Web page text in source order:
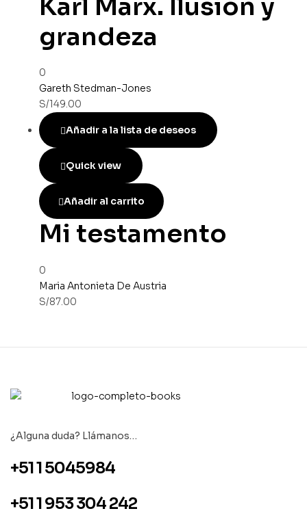
Karl Marx. Ilusión y
grandeza
0
Gareth Stedman-Jones
S/149.00
Añadir a la lista de deseos
Quick view
Añadir al carrito
Mi testamento
0
Maria Antonieta De Austria
S/87.00
¿Alguna duda? Llámanos…
+51 1 5045984
+51 1 953 304 242